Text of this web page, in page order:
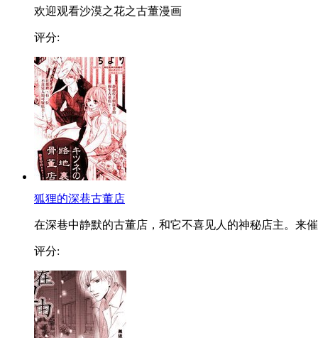
欢迎观看沙漠之花之古董漫画
评分:
狐狸的深巷古董店
在深巷中静默的古董店，和它不喜见人的神秘店主。来
评分: